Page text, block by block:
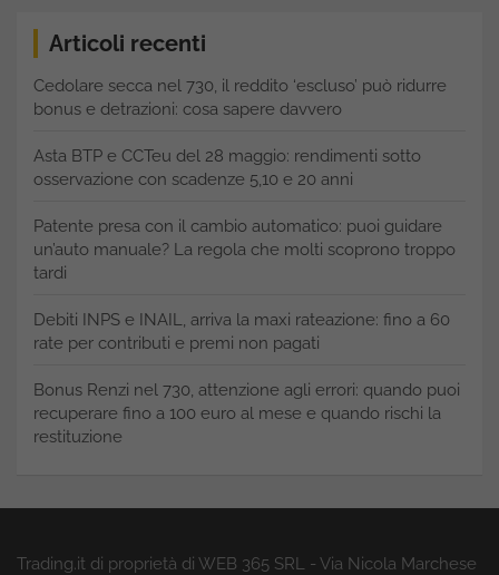
Articoli recenti
Cedolare secca nel 730, il reddito ‘escluso’ può ridurre
bonus e detrazioni: cosa sapere davvero
Asta BTP e CCTeu del 28 maggio: rendimenti sotto
osservazione con scadenze 5,10 e 20 anni
Patente presa con il cambio automatico: puoi guidare
un’auto manuale? La regola che molti scoprono troppo
tardi
Debiti INPS e INAIL, arriva la maxi rateazione: fino a 60
rate per contributi e premi non pagati
Bonus Renzi nel 730, attenzione agli errori: quando puoi
recuperare fino a 100 euro al mese e quando rischi la
restituzione
Trading.it di proprietà di WEB 365 SRL - Via Nicola Marchese